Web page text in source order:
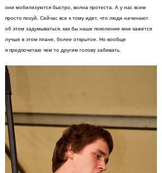
они мобилизуются быстро, волна протеста. А у нас всем
просто похуй. Сейчас все к тому идет, что люди начинают
об этом задумываться, как бы наше поколение мне кажется
лучше в этом плане, более открытое. Но вообще
я предпочитаю чем то другим голову забивать.